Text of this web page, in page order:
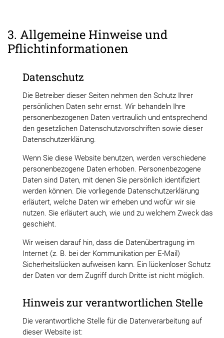
3. Allgemeine Hinweise und
Pflichtinformationen
Datenschutz
Die Betreiber dieser Seiten nehmen den Schutz Ihrer
persönlichen Daten sehr ernst. Wir behandeln Ihre
personenbezogenen Daten vertraulich und entsprechend
den gesetzlichen Datenschutzvorschriften sowie dieser
Datenschutzerklärung.
Wenn Sie diese Website benutzen, werden verschiedene
personenbezogene Daten erhoben. Personenbezogene
Daten sind Daten, mit denen Sie persönlich identifiziert
werden können. Die vorliegende Datenschutzerklärung
erläutert, welche Daten wir erheben und wofür wir sie
nutzen. Sie erläutert auch, wie und zu welchem Zweck das
geschieht.
Wir weisen darauf hin, dass die Datenübertragung im
Internet (z. B. bei der Kommunikation per E-Mail)
Sicherheitslücken aufweisen kann. Ein lückenloser Schutz
der Daten vor dem Zugriff durch Dritte ist nicht möglich.
Hinweis zur verantwortlichen Stelle
Die verantwortliche Stelle für die Datenverarbeitung auf
dieser Website ist: